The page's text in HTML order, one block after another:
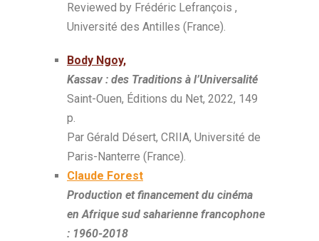
Reviewed by Frédéric Lefrançois ,
Université des Antilles (France).
Body Ngoy,
Kassav : des Traditions à l’Universalité
Saint-Ouen, Éditions du Net, 2022, 149
p.
Par Gérald Désert, CRIIA, Université de
Paris-Nanterre (France).
Claude Forest
Production et financement du cinéma
en Afrique sud saharienne francophone
: 1960-2018